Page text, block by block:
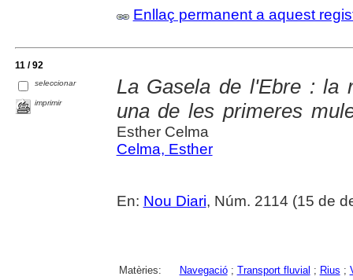
Enllaç permanent a aquest
11 / 92
seleccionar
imprimir
La Gasela de l'Ebre : la
una de les primeres
Esther Celma
Celma, Esther
En: Nou Diari, Núm. 2114 (15 de
Matèries: Navegació; Transport fluvial ; Rius ;